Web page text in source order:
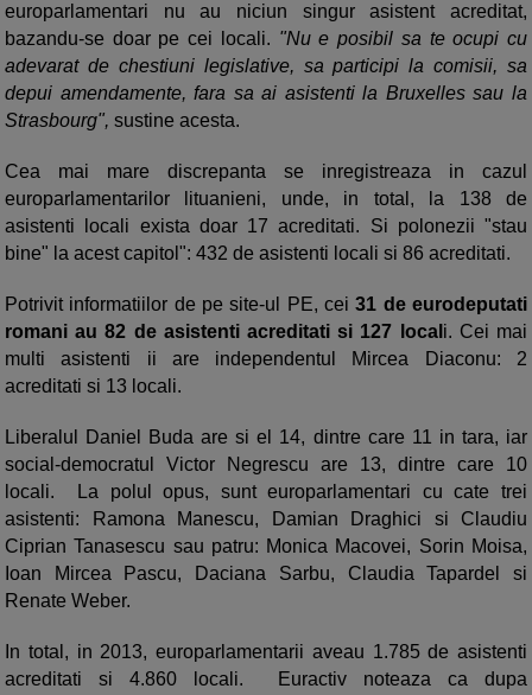
europarlamentari nu au niciun singur asistent acreditat,
bazandu-se doar pe cei locali. "Nu e posibil sa te ocupi cu
adevarat de chestiuni legislative, sa participi la comisii, sa
depui amendamente, fara sa ai asistenti la Bruxelles sau la
Strasbourg", sustine acesta.
Cea mai mare discrepanta se inregistreaza in cazul
europarlamentarilor lituanieni, unde, in total, la 138 de
asistenti locali exista doar 17 acreditati. Si polonezii "stau
bine" la acest capitol": 432 de asistenti locali si 86 acreditati.
Potrivit informatiilor de pe site-ul PE, cei 31 de eurodeputati
romani au 82 de asistenti acreditati si 127 local i. Cei mai
multi asistenti ii are independentul Mircea Diaconu: 2
acreditati si 13 locali.
Liberalul Daniel Buda are si el 14, dintre care 11 in tara, iar
social-democratul Victor Negrescu are 13, dintre care 10
locali. La polul opus, sunt europarlamentari cu cate trei
asistenti: Ramona Manescu, Damian Draghici si Claudiu
Ciprian Tanasescu sau patru: Monica Macovei, Sorin Moisa,
Ioan Mircea Pascu, Daciana Sarbu, Claudia Tapardel si
Renate Weber.
In total, in 2013, europarlamentarii aveau 1.785 de asistenti
acreditati si 4.860 locali. Euractiv noteaza ca dupa